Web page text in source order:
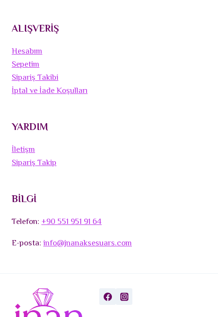
ALIŞVERİŞ
Hesabım
Sepetim
Sipariş Takibi
İptal ve İade Koşulları
YARDIM
İletişm
Sipariş Takip
BİLGİ
Telefon:+90 551 951 91 64
E-posta:info@jnanaksesuars.com